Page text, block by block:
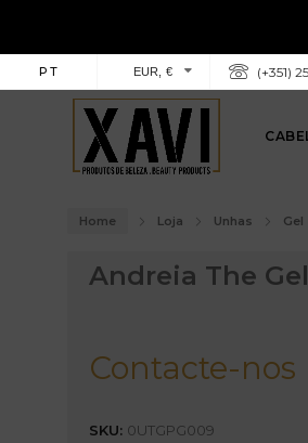
PT EUR, € (+351)
Home Loja Unhas Gel
Andreia The
Contacte-nos
SKU: 0UTGPG009